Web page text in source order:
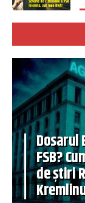
Dosarul
FSB?
de știri